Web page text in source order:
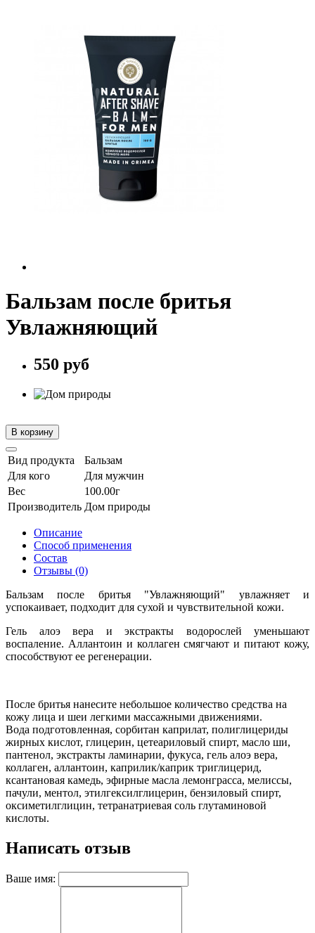
Бальзам после бритья
Увлажняющий
550 руб
В корзину
Вид продукта
Бальзам
Для кого
Для мужчин
Вес
100.00г
Производитель Дом природы
Описание
Способ применения
Состав
Отзывы (0)
Бальзам после бритья "Увлажняющий" увлажняет и
успокаивает, подходит для сухой и чувствительной кожи.
Гель алоэ вера и экстракты водорослей уменьшают
воспаление. Аллантоин и коллаген смягчают и питают кожу,
способствуют ее регенерации.
После бритья нанесите небольшое количество средства на
кожу лица и шеи легкими массажными движениями.
Вода подготовленная, сорбитан каприлат, полиглицериды
жирных кислот, глицерин, цетеариловый спирт, масло ши,
пантенол, экстракты ламинарии, фукуса, гель алоэ вера,
коллаген, аллантоин, каприлик/каприк триглицерид,
ксантановая камедь, эфирные масла лемонграсса, мелиссы,
пачули, ментол, этилгексилглицерин, бензиловый спирт,
оксиметилглицин, тетранатриевая соль глутаминовой
кислоты.
Написать отзыв
Ваше имя: